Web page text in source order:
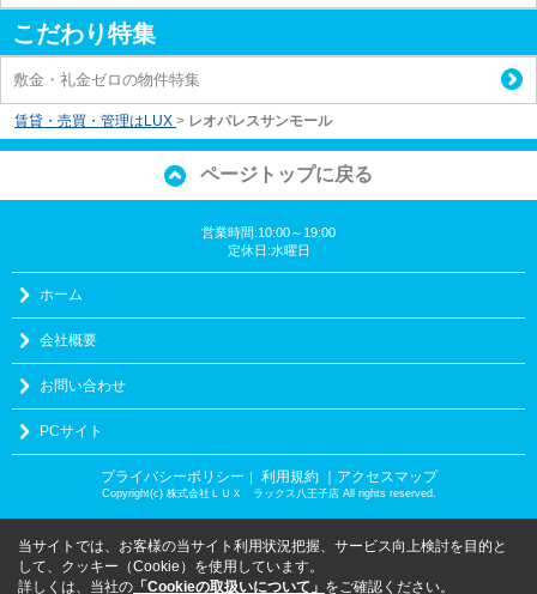
こだわり特集
敷金・礼金ゼロの物件特集
賃貸・売買・管理はLUX > レオパレスサンモール
ページトップに戻る
営業時間:10:00～19:00
定休日:水曜日
ホーム
会社概要
お問い合わせ
PCサイト
プライバシーポリシー ｜ 利用規約 ｜アクセスマップ
Copyright(c) 株式会社ＬＵＸ ラックス八王子店 All rights reserved.
当サイトでは、お客様の当サイト利用状況把握、サービス向上検討を目的と
して、クッキー（Cookie）を使用しています。
詳しくは、当社の 「Cookieの取扱いについて」 をご確認ください。